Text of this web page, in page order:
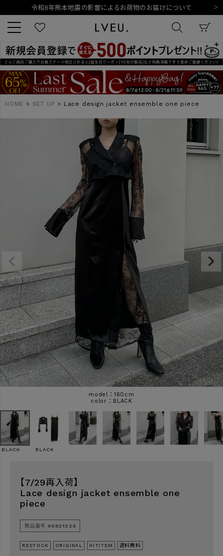
令和8年熊本地震の影響によるお荷物のお届けについて
新規会員登録でもれなく500ポイントプレゼント
令和8年熊本地震の影響によるお荷物のお届けについて
キーワード
商品番号
ORIGINAL HIT ITEM
カラー
価格（税込）
〜
在庫なし商品
表示する 表示しない
HOME SET UP Lace design jacket ensemble one piece
model：160cm
BLACK
BLACK BLACK
【7/29再入荷】
Lace design jacket ensemble one
piece
商品番号 65921225
RESTOCK ORIGINAL HITITEM 送料無料